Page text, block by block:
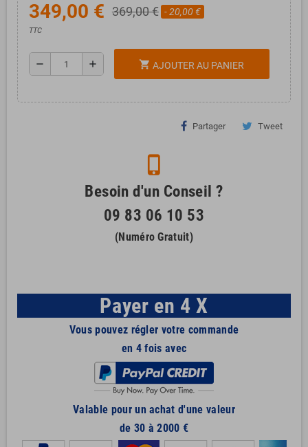
349,00 € 369,00 € - 20,00 €
TTC
remove add shopping_cart AJOUTER AU PANIER
Partager Tweet
phone_iphone
Besoin d'un Conseil ?
09 83 06 10 53
(Numéro Gratuit)
Payer en 4 X
Vous pouvez régler votre commande
en 4 fois avec
Valable pour un achat d'une valeur
de 30 à 2000 €